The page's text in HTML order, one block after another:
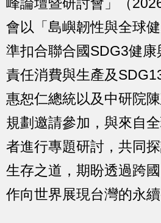
會以「島嶼韌性與全球
準扣合聯合國SDG3健
責任消費與生產及
惠恕仁總統以及中研院
規劃邀請參加，與來自
者進行專題研討，共同
生存之道，期盼透過跨
作向世界展現台灣的永續